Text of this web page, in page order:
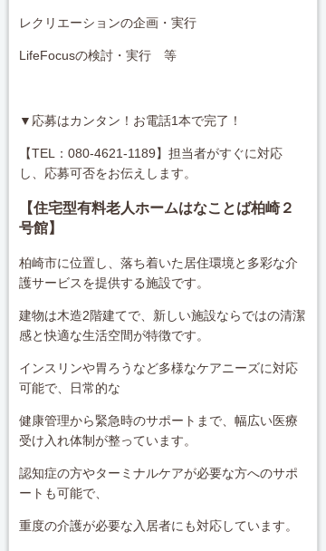
レクリエーションの企画・実行
LifeFocusの検討・実行 等
▼応募はカンタン！お電話1本で完了！
【TEL：080-4621-1189】担当者がすぐに対応
し、応募可否をお伝えします。
【住宅型有料老人ホームはなことば柏崎２
号館】
柏崎市に位置し、落ち着いた居住環境と多彩な介
護サービスを提供する施設です。
建物は木造2階建てで、新しい施設ならではの清潔
感と快適な生活空間が特徴です。
インスリンや胃ろうなど多様なケアニーズに対応
可能で、日常的な
健康管理から緊急時のサポートまで、幅広い医療
受け入れ体制が整っています。
認知症の方やターミナルケアが必要な方へのサポ
ートも可能で、
重度の介護が必要な入居者にも対応しています。